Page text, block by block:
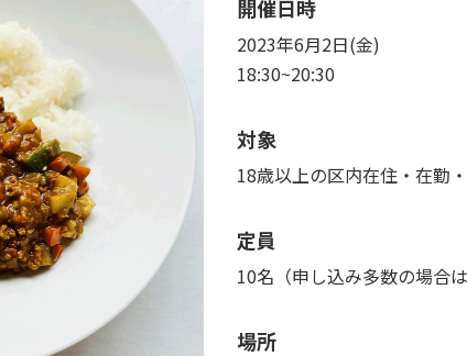
開催日時
2023年6月2日(金)
18:30~20:30
対象
18歳以上の区内在住・在勤
定員
10名（申し込み多数の場合は
場所